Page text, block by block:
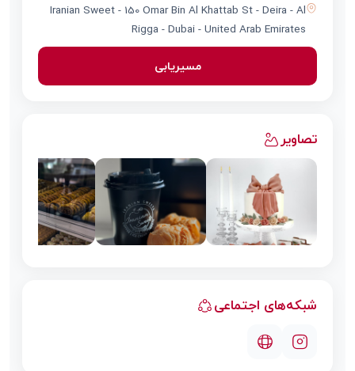
Iranian Sweet - 150 Omar Bin Al Khattab St - Deira - Al
Rigga - Dubai - United Arab Emirates
مسیریابی
تصاویر
شبکه‌های اجتماعی